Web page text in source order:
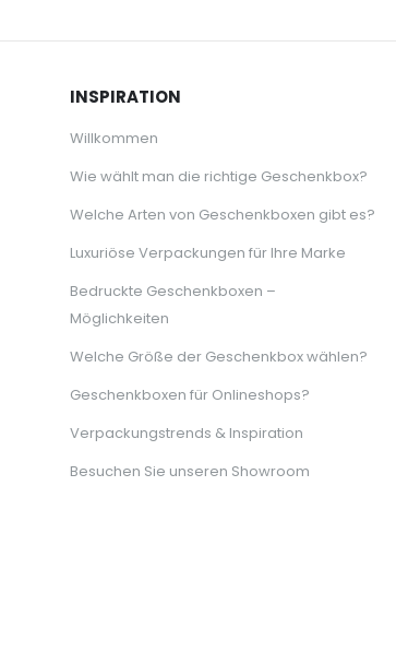
INSPIRATION
Willkommen
Wie wählt man die richtige Geschenkbox?
Welche Arten von Geschenkboxen gibt es?
Luxuriöse Verpackungen für Ihre Marke
Bedruckte Geschenkboxen –
Möglichkeiten
Welche Größe der Geschenkbox wählen?
Geschenkboxen für Onlineshops?
Verpackungstrends & Inspiration
Besuchen Sie unseren Showroom